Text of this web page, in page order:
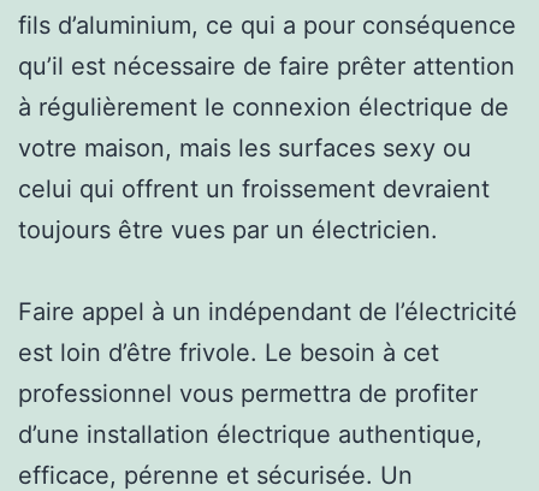
fils d’aluminium, ce qui a pour conséquence
qu’il est nécessaire de faire prêter attention
à régulièrement le connexion électrique de
votre maison, mais les surfaces sexy ou
celui qui offrent un froissement devraient
toujours être vues par un électricien.
Faire appel à un indépendant de l’électricité
est loin d’être frivole. Le besoin à cet
professionnel vous permettra de profiter
d’une installation électrique authentique,
efficace, pérenne et sécurisée. Un